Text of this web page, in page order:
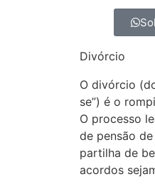
Divórcio
O divórcio
se”) é o
O processo
de pensão
partilha de
acordos